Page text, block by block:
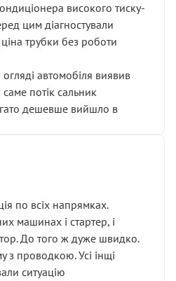
високого тиску-
цим діагностували
трубки без роботи
автомобіля виявив
потік сальник
дешевше вийшло в
по всіх напрямках.
машинах і стартер, і
До того ж дуже швидко.
з проводкою. Усі інщі
ситуацію